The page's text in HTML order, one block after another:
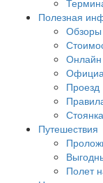
Полезная
Обзоры
Онлайн
Проезд
Путешествия
Полет